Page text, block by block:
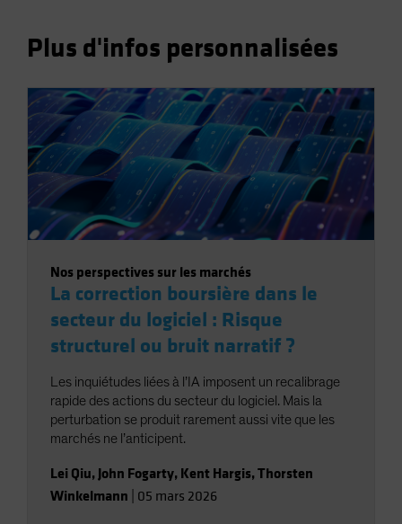
Plus d'infos personnalisées
Nos perspectives sur les marchés
La correction boursière dans le
secteur du logiciel : Risque
structurel ou bruit narratif ?
Les inquiétudes liées à l’IA imposent un recalibrage
rapide des actions du secteur du logiciel. Mais la
perturbation se produit rarement aussi vite que les
marchés ne l’anticipent.
Lei Qiu, John Fogarty, Kent Hargis,Thorsten
Winkelmann 05 mars 2026